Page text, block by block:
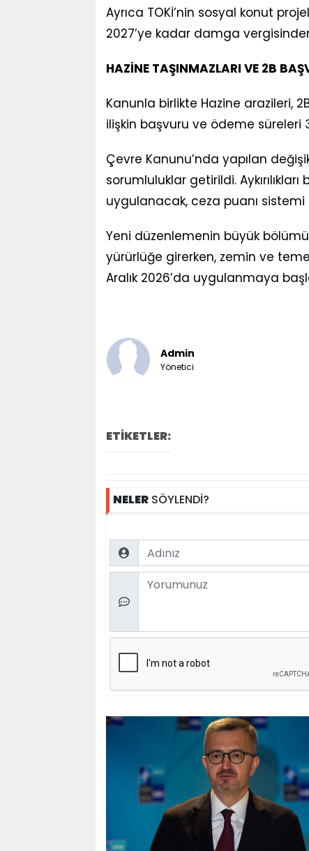
Ayrıca TOKİ’nin sosyal konut
2027’ye kadar damga
HAZİNE TAŞINMAZLARI VE 2B
Kanunla birlikte Hazine arazileri,
ilişkin başvuru ve ödeme süreleri
Çevre Kanunu’nda yapılan
sorumluluklar getirildi.
uygulanacak, ceza puanı sistemi
Yeni düzenlemenin büyük
yürürlüğe girerken, zemin ve
Aralık 2026’da uygulanmaya
Admin
Yönetici
ETİKETLER:
NELERSÖYLENDİ?
Name
Comment